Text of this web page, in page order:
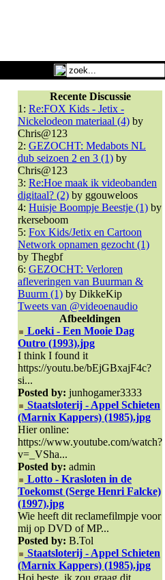
Recente Discussie
1: Re:FOX Kids - Jetix -
Nickelodeon materiaal (4) by
Chris@123
2: GEZOCHT: Medabots NL
dub seizoen 2 en 3 (1) by
Chris@123
3: Re:Hoe maak ik videobanden
digitaal? (2) by ggouweloos
4: Huisje Boompje Beestje (1) by
rkerseboom
5: Fox Kids/Jetix en Cartoon
Network opnamen gezocht (1)
by Thegbf
6: GEZOCHT: Verloren
afleveringen van Buurman &
Buurm (1) by DikkeKip
Tweets van @videoenaudio
Afbeeldingen
Loeki - Een Mooie Dag
Outro (1993).jpg
I think I found it
https://youtu.be/bEjGBxajF4c?
si...
Posted by: junhogamer3333
Staatsloterij - Appel Schieten
(Marnix Kappers) (1985).jpg
Hier online:
https://www.youtube.com/watch?
v=_VSha...
Posted by: admin
Lotto - Krasloten in de
Toekomst (Serge Henri Falcke)
(1997).jpg
Wie heeft dit reclamefilmpje voor
mij op DVD of MP...
Posted by: B.Tol
Staatsloterij - Appel Schieten
(Marnix Kappers) (1985).jpg
Hoi beste, ik zou graag dit